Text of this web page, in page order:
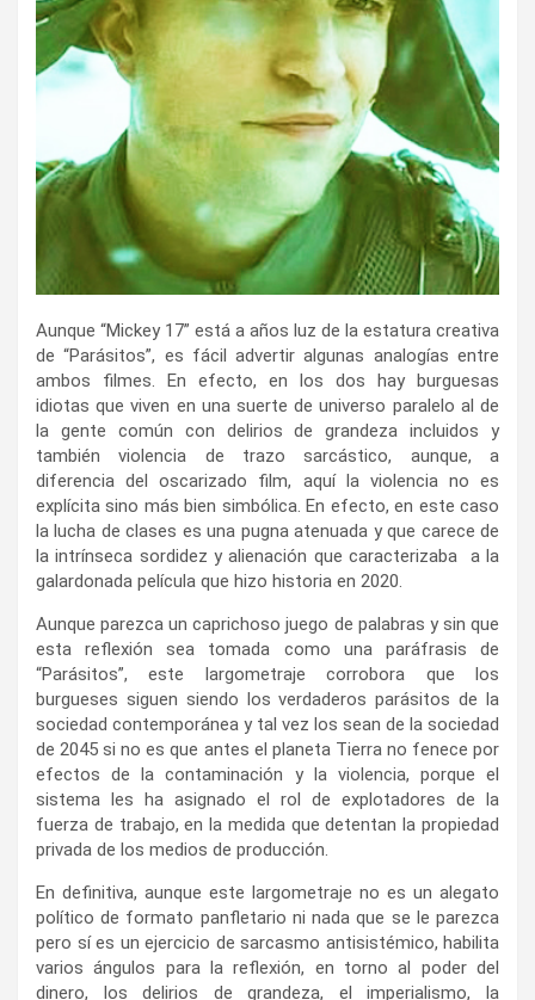
Aunque “Mickey 17” está a años luz de la estatura creativa
de “Parásitos”, es fácil advertir algunas analogías entre
ambos filmes. En efecto, en los dos hay burguesas
idiotas que viven en una suerte de universo paralelo al de
la gente común con delirios de grandeza incluidos y
también violencia de trazo sarcástico, aunque, a
diferencia del oscarizado film, aquí la violencia no es
explícita sino más bien simbólica. En efecto, en este caso
la lucha de clases es una pugna atenuada y que carece de
la intrínseca sordidez y alienación que caracterizaba a la
galardonada película que hizo historia en 2020.
Aunque parezca un caprichoso juego de palabras y sin que
esta reflexión sea tomada como una paráfrasis de
“Parásitos”, este largometraje corrobora que los
burgueses siguen siendo los verdaderos parásitos de la
sociedad contemporánea y tal vez los sean de la sociedad
de 2045 si no es que antes el planeta Tierra no fenece por
efectos de la contaminación y la violencia, porque el
sistema les ha asignado el rol de explotadores de la
fuerza de trabajo, en la medida que detentan la propiedad
privada de los medios de producción.
En definitiva, aunque este largometraje no es un alegato
político de formato panfletario ni nada que se le parezca
pero sí es un ejercicio de sarcasmo antisistémico, habilita
varios ángulos para la reflexión, en torno al poder del
dinero, los delirios de grandeza, el imperialismo, la